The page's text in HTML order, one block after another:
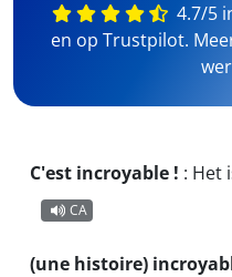
4.7/5
en op Trustpilot.
C'est incroyable ! : Het
CA
(une histoire)